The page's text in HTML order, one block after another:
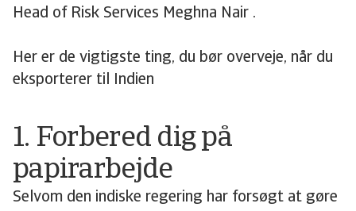
Head of Risk Services Meghna Nair .
Her er de vigtigste ting, du bør overveje, når du
eksporterer til Indien
1. Forbered dig på
papirarbejde
Selvom den indiske regering har forsøgt at gøre